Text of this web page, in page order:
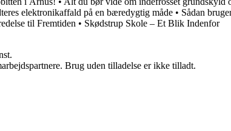
elektronikaffald på en bæredygtig måde • Sådan
til Fremtiden • Skødstrup Skole – Et Blik Indenfor
Brug uden tilladelse er ikke tilladt.